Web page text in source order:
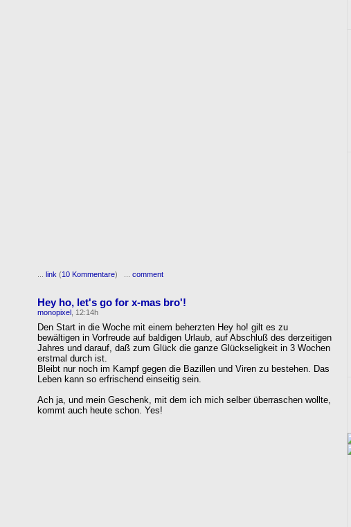
link (10 Kommentare) ... comment
Hey ho, let's go for x-mas bro'!
monopixel , 12:14h
Den Start in die Woche mit einem beherzten Hey ho! gilt es zu
bewältigen in Vorfreude auf baldigen Urlaub, auf Abschluß des derzeitigen
Jahres und darauf, daß zum Glück die ganze Glückseligkeit in 3 Wochen
erstmal durch ist.
Bleibt nur noch im Kampf gegen die Bazillen und Viren zu bestehen. Das
Leben kann so erfrischend einseitig sein.
Ach ja, und mein Geschenk, mit dem ich mich selber überraschen wollte,
kommt auch heute schon. Yes!